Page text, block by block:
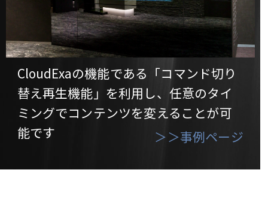
CloudExaの機能である「コマンド切り
替え再生機能」を利用し、任意のタイ
ミングでコンテンツを変えることが可
能です
＞＞事例ページ